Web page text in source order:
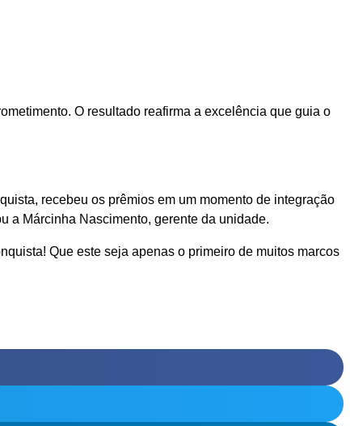
O resultado reafirma a excelência que guia o
recebeu os prêmios em um momento de integração
a Márcinha Nascimento, gerente da unidade.
Que este seja apenas o primeiro de muitos marcos